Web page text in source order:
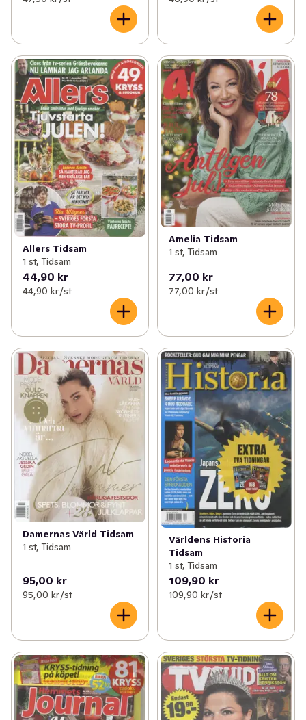
Allers Tidsam
1 st, Tidsam
44,90 kr
44,90 kr /st
Amelia Tidsam
1 st, Tidsam
77,00 kr
77,00 kr /st
Damernas Värld Tidsam
1 st, Tidsam
95,00 kr
95,00 kr /st
Världens Historia
Tidsam
1 st, Tidsam
109,90 kr
109,90 kr /st